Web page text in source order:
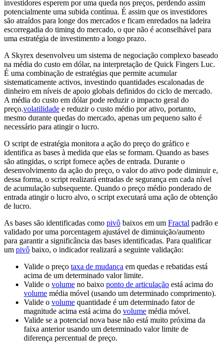
investidores esperem por uma queda nos preços, perdendo assim
potencialmente uma subida contínua. É assim que os investidores
são atraídos para longe dos mercados e ficam enredados na ladeira
escorregadia do timing do mercado, o que não é aconselhável para
uma estratégia de investimento a longo prazo.
A Skyrex desenvolveu um sistema de negociação complexo baseado
na média do custo em dólar, na interpretação de Quick Fingers Luc.
É uma combinação de estratégias que permite acumular
sistematicamente activos, investindo quantidades escalonadas de
dinheiro em níveis de apoio globais definidos do ciclo de mercado.
A média do custo em dólar pode reduzir o impacto geral do
preço.volatilidade e reduzir o custo médio por ativo, portanto,
mesmo durante quedas do mercado, apenas um pequeno salto é
necessário para atingir o lucro.
O script de estratégia monitora a ação do preço do gráfico e
identifica as bases à medida que elas se formam. Quando as bases
são atingidas, o script fornece ações de entrada. Durante o
desenvolvimento da ação do preço, o valor do ativo pode diminuir e,
dessa forma, o script realizará entradas de segurança em cada nível
de acumulação subsequente. Quando o preço médio ponderado de
entrada atingir o lucro alvo, o script executará uma ação de obtenção
de lucro.
As bases são identificadas como pivô baixos em um Fractal padrão e
validado por uma porcentagem ajustável de diminuição/aumento
para garantir a significância das bases identificadas. Para qualificar
um pivô baixo, o indicador realizará a seguinte validação:
Valide o preço taxa de mudança em quedas e rebatidas está
acima de um determinado valor limite.
Valide o volume no baixo ponto de articulação está acima do
volume média móvel (usando um determinado comprimento).
Valide o volume quantidade é um determinado fator de
magnitude acima está acima do volume média móvel.
Valide se a potencial nova base não está muito próxima da
faixa anterior usando um determinado valor limite de
diferença percentual de preço.